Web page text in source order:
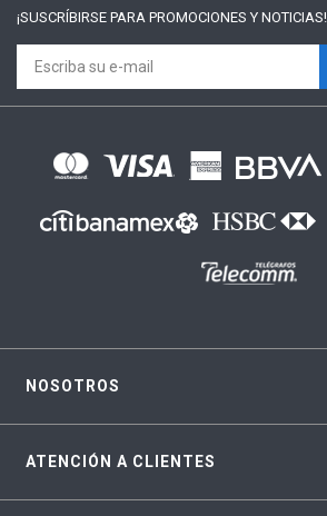
¡SUSCRÍBIRSE PARA PROMOCIONES Y NOTICIAS!
NOSOTROS
ATENCIÓN A CLIENTES